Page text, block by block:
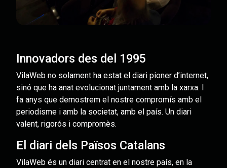
Innovadors des del 1995
VilaWeb no solament ha estat el diari pioner d’internet,
sinó que ha anat evolucionat juntament amb la xarxa. I
fa anys que demostrem el nostre compromís amb el
periodisme i amb la societat, amb el país. Un diari
valent, rigorós i compromès.
El diari dels Països Catalans
VilaWeb és un diari centrat en el nostre país, en la